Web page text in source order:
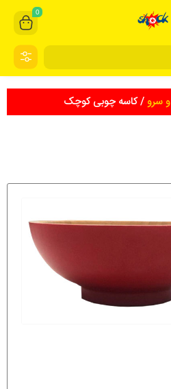
0
سرو/ کاسه چوبی کوچک